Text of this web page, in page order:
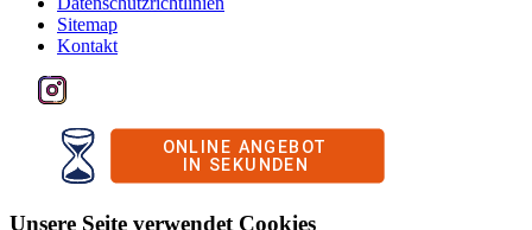
Sitemap
Kontakt
Unsere Seite verwendet Cookies